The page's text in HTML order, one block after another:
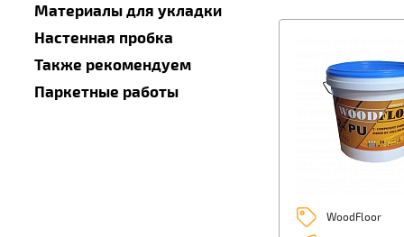
Материалы для укладки
Настенная пробка
Также рекомендуем
Паркетные работы
WoodFloor